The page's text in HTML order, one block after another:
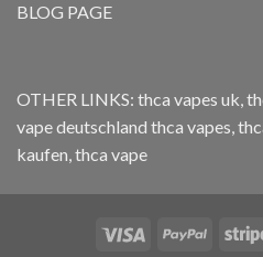
BLOG PAGE
OTHER LINKS: thca vapes uk,
vape deutschland thca vapes,
kaufen,thca vape